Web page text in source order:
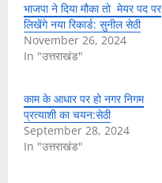
भाजपा ने दिया मौका तो मेयर पद पर
लिखेंगे नया रिकार्ड: सुनील सेठी
November 26, 2024
In "उत्तराखंड"
काम के आधार पर हो नगर निगम
प्रत्याशी का चयन:सेठी
September 28, 2024
In "उत्तराखंड"